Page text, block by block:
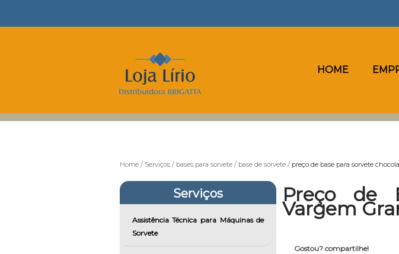
HOME
Home Serviços bases para sorvete base de sorvete preço de base para sorvete
Serviços
Assistência Técnica para Máquinas de
Sorvete
Preço de
Vargem
Gostou? compartilhe!